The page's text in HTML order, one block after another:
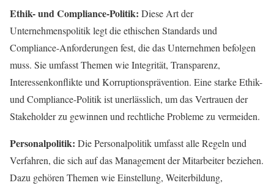
Ethik- und Compliance-Politik: Diese Art der
Unternehmenspolitik legt die ethischen Standards und
Compliance-Anforderungen fest, die das Unternehmen befolgen
muss. Sie umfasst Themen wie Integrität, Transparenz,
Interessenkonflikte und Korruptionsprävention. Eine starke Ethik-
und Compliance-Politik ist unerlässlich, um das Vertrauen der
Stakeholder zu gewinnen und rechtliche Probleme zu vermeiden.
Personalpolitik: Die Personalpolitik umfasst alle Regeln und
Verfahren, die sich auf das Management der Mitarbeiter beziehen.
Dazu gehören Themen wie Einstellung, Weiterbildung,